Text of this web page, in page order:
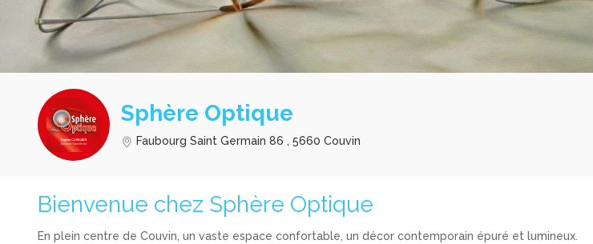
Sphère Optique
Faubourg Saint Germain 86 , 5660 Couvin
Bienvenue chez Sphère Optique
En plein centre de Couvin, un vaste espace confortable, un décor contemporain épuré et lumineux.